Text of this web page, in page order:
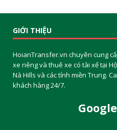
GIỚI THIỆU
HoianTransfer.vn chuyên cung
xe riêng và thuê xe có tài xế tại
Nà Hills và các tỉnh miền Trung.
khách hàng 24/7.